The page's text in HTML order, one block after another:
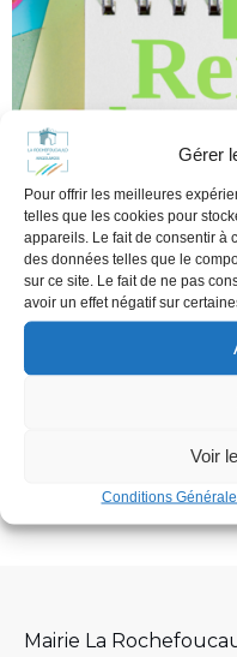
Gérer
Pour offrir les meilleures
telles que les cookies pour
appareils. Le fait de consentir à
des données telles que le
sur ce site. Le fait de ne pas
avoir un effet négatif sur
Voir
Conditions
RENTRÉE
avril 28, 2026
Votre enfant va
En savoir plus
Mairie La